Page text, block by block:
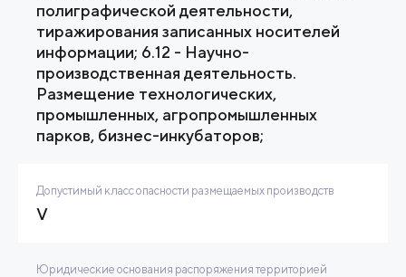
полиграфической деятельности,
тиражирования записанных носителей
информации; 6.12 - Научно-
производственная деятельность.
Размещение технологических,
промышленных, агропромышленных
парков, бизнес-инкубаторов;
Допустимый класс опасности размещаемых производств
V
Юридические основания распоряжения территорией